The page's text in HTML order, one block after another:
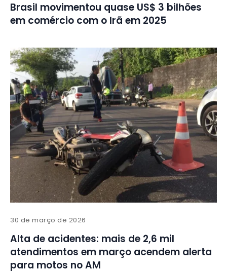
Brasil movimentou quase US$ 3 bilhões
em comércio com o Irã em 2025
30 de março de 2026
Alta de acidentes: mais de 2,6 mil
atendimentos em março acendem alerta
para motos no AM